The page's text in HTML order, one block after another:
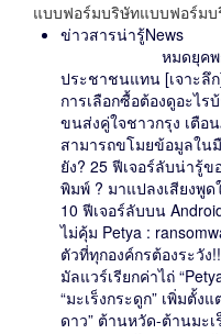
แบบฟอร์มบริษัทแบบฟอร์ม
ข่าวสารน่ารู้News
หมดยุคพกบัตรป
ประชาชนแทน [เจาะลึ
การเลือกซื้อต้องดูอะไร
ขนส่งคู่ใจชาวกรุง เตือ
สามารถขโมยข้อมูลใน
ยัง? 25 ฟีเจอร์ลับน่ารู้ข
พิมพ์ ? มาแปลงเสียงพู
10 ฟีเจอร์ลับบน
ไม่คุ้ม Petya :
ตัวที่ทุกองค์กรต้องระวัง
มัลแวร์เรียกค่าไถ่
“มะเร็งกระดูก” เพิ่มตั้ง
ดาว” ต้านหวัด-ต้านมะ